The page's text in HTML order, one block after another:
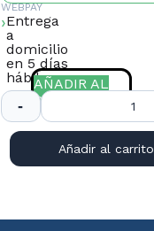
WEBPAY
Entrega
a
domicilio
en 5 días
hábiles.AÑADIR AL
COTIZADOR.
Añadir al carrito